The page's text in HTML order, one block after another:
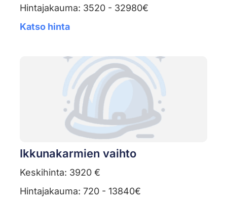
Hintajakauma: 3520 - 32980€
Katso hinta
Ikkunakarmien vaihto
Keskihinta: 3920 €
Hintajakauma: 720 - 13840€